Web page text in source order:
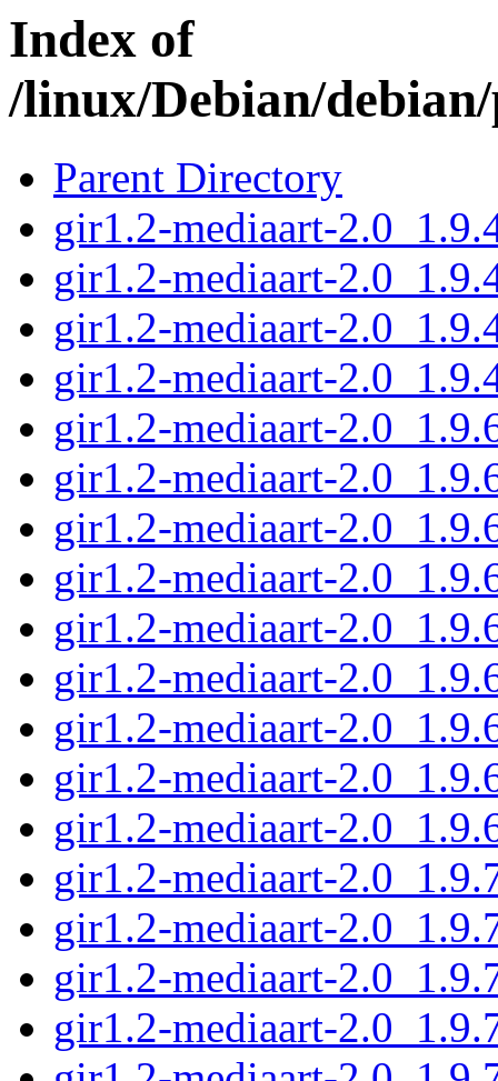
Index of
/linux/Debian/
Parent Directory
gir1.2-mediaart-
gir1.2-mediaart-
gir1.2-mediaart-
gir1.2-mediaart-
gir1.2-mediaart-
gir1.2-mediaart-
gir1.2-mediaart-
gir1.2-mediaart-
gir1.2-mediaart-
gir1.2-mediaart-
gir1.2-mediaart-
gir1.2-mediaart-
gir1.2-mediaart-
gir1.2-mediaart-
gir1.2-mediaart-
gir1.2-mediaart-
gir1.2-mediaart-